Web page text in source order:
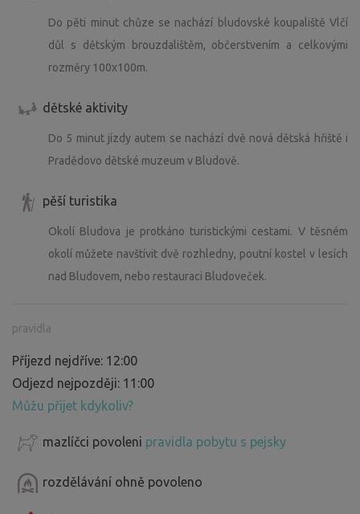
Do pěti minut chůze se nachází bludovské koupaliště Vlčí
důl s dětským brouzdalištěm, občerstvením a celkovými
rozměry 100x100m.
dětské aktivity
Do 5 minut jízdy autem se nachází dvě nová dětská hřiště i
Pradědovo dětské muzeum v Bludově.
pěší turistika
Okolí Bludova je protkáno turistickými cestami. V těsném
okolí můžete navštívit dvě rozhledny, poutní kostel v lesích
nad Bludovem, nebo restauraci Bludoveček.
pravidla
Příjezd nejdříve: 12:00
Odjezd nejpozději: 11:00
Můžu přijet kdykoliv?
mazlíčci povoleni pravidla pobytu s pejsky
rozdělávání ohně povoleno